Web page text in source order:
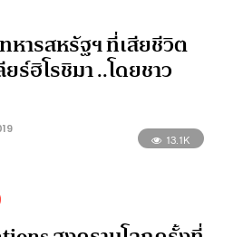
หารสหรัฐฯ ที่เสียชีวิต
ร์ฮิโรชิมา ..โดยชาว
13.1K